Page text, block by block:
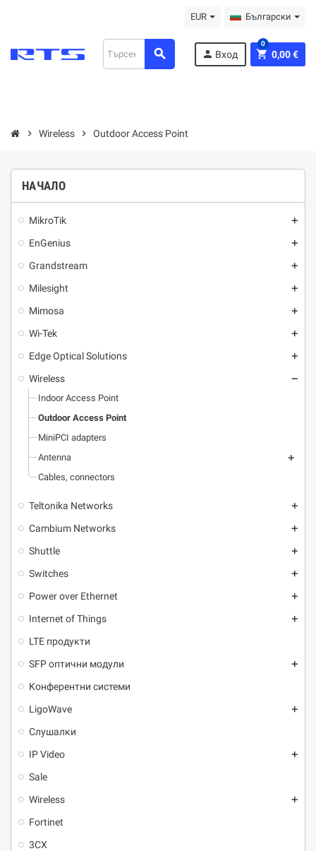
EUR Български
search person Вход shopping_cart 0,00 €
0
chevron_right Wireless chevron_right Outdoor Access Point
НАЧАЛО
MikroTik add
EnGenius add
Grandstream add
Milesight add
Mimosa add
Wi-Tek add
Edge Optical Solutions add
Wireless remove
Indoor Access Point
Outdoor Access Point
MiniPCI adapters
Antenna
add
Cables, connectors
Teltonika Networks add
Cambium Networks add
Shuttle add
Switches add
Power over Ethernet add
Internet of Things add
LTE продукти
SFP оптични модули
add
Kонферентни системи
LigoWave
add
Слушалки
IP Video
add
Sale
Wireless
add
Fortinet
3CX